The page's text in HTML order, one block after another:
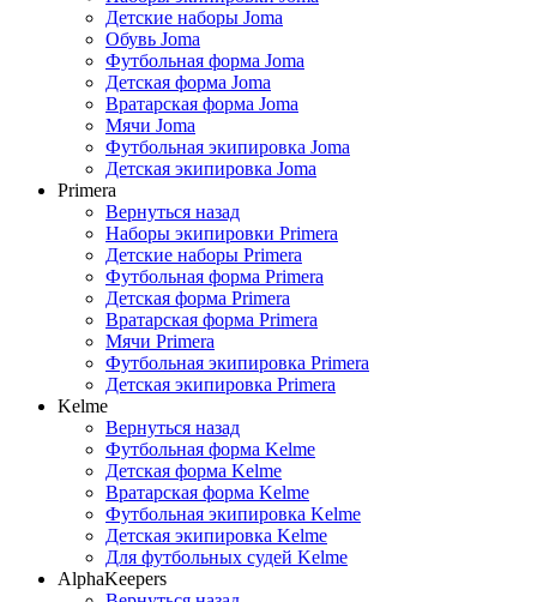
Детские наборы Joma
Обувь Joma
Футбольная форма Joma
Детская форма Joma
Вратарская форма Joma
Мячи Joma
Футбольная экипировка Joma
Детская экипировка Joma
Primera
Вернуться назад
Наборы экипировки Primera
Детские наборы Primera
Футбольная форма Primera
Детская форма Primera
Вратарская форма Primera
Мячи Primera
Футбольная экипировка Primera
Детская экипировка Primera
Kelme
Вернуться назад
Футбольная форма Kelme
Детская форма Kelme
Вратарская форма Kelme
Футбольная экипировка Kelme
Детская экипировка Kelme
Для футбольных судей Kelme
AlphaKeepers